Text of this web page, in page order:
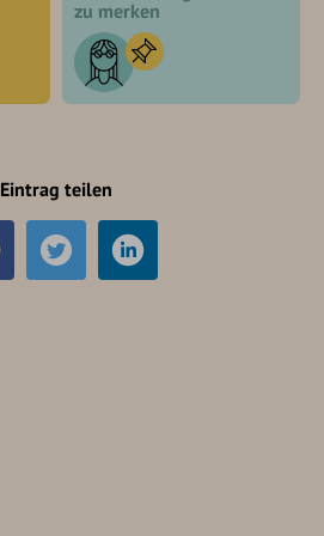
zu merken
Eintrag teilen